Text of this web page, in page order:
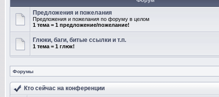
Предложения и пожелания
Предложения и пожелания по форуму в целом
1 тема = 1 предложение/пожелание!
Глюки, баги, битые ссылки и т.п.
1 тема = 1 глюк!
Форумы
Кто сейчас на конференции